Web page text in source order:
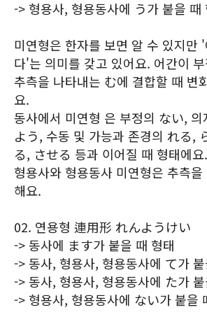
-> 형용사, 형용동사에 う가 붙을 때
미연형은 한자를 보면 알 수 있지만
다'는 의미를 갖고 있어요. 어간이
추측을 나타내는 む에 결합할 때 변
요.
동사에서 미연형 은 부정의 ない,
よう, 수동 및 가능과 존경의 れる,
る, させる 등과 이어질 때 형태에요.
형용사와 형용동사 미연형은 추측
해요.
02. 연용형 連用形 れんようけい
-> 동사에 ます가 붙을 때 형태
-> 동사, 형용사, 형용동사에 て가
-> 동사, 형용사, 형용동사에 た가
-> 형용사, 형용동사에 ない가 붙을